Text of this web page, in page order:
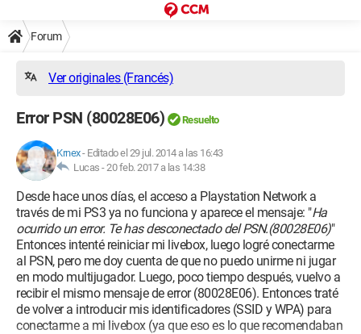
Forum
Ver originales (Francés)
Error PSN (80028E06) Resuelto
Krnex- Editado el 29 jul. 2014 a las 16:43
Lucas -20 feb. 2017 a las 14:38
Desde hace unos días, el acceso a Playstation Network a
través de mi PS3 ya no funciona y aparece el mensaje: "Ha
ocurrido un error. Te has desconectado del PSN.(80028E06)"
Entonces intenté reiniciar mi livebox, luego logré conectarme
al PSN, pero me doy cuenta de que no puedo unirme ni jugar
en modo multijugador. Luego, poco tiempo después, vuelvo a
recibir el mismo mensaje de error (80028E06). Entonces traté
de volver a introducir mis identificadores (SSID y WPA) para
conectarme a mi livebox (ya que eso es lo que recomendaban